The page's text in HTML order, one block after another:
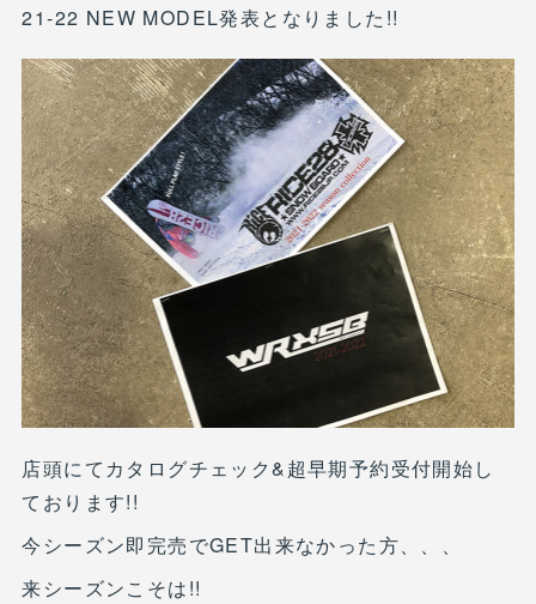
21-22 NEW MODEL発表となりました!!
店頭にてカタログチェック&超早期予約受付開始し
ております!!
今シーズン即完売でGET出来なかった方、、、
来シーズンこそは!!